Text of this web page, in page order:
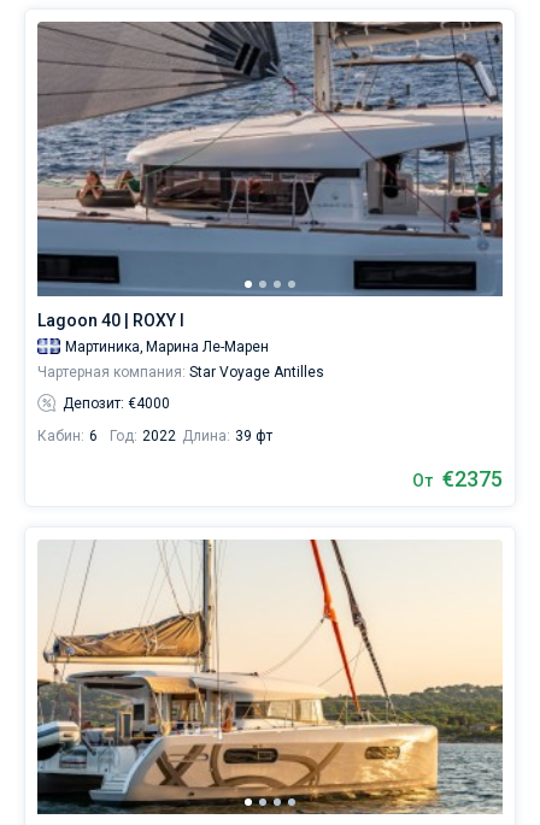
Lagoon 40 | ROXY I
Мартиника, Марина Ле-Марен
Чартерная компания: Star Voyage Antilles
Депозит: €4000
Кабин: 6 Год: 2022 Длина: 39 фт
От €2375